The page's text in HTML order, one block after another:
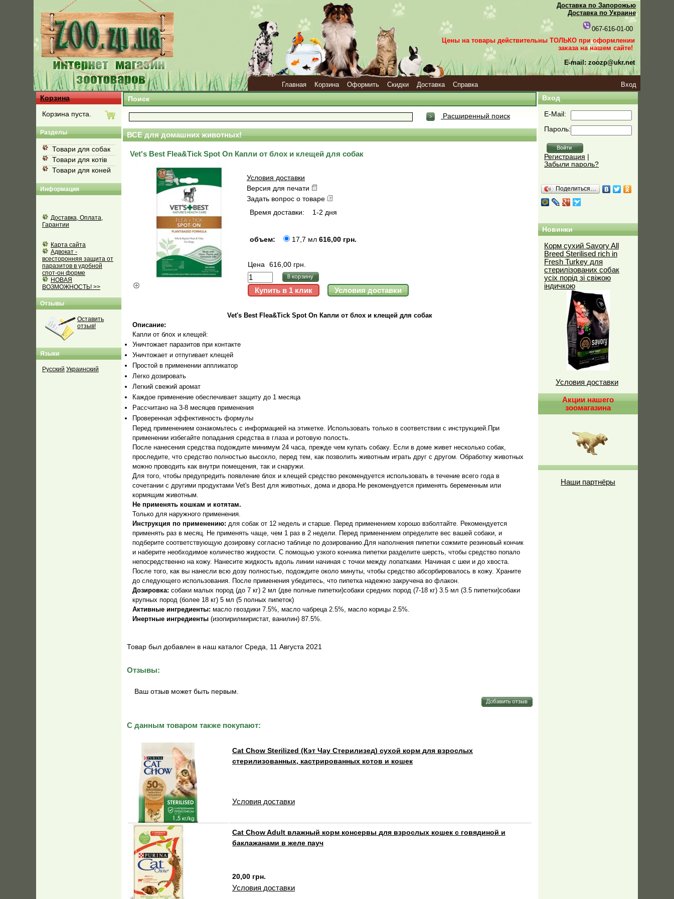
Доставка по Запорожью
Доставка по Украине
067-616-01-00
Цены на товары действительны ТОЛЬКО при оформлении
заказа на нашем сайте!
E-mail: zoozp@ukr.net
Главная Корзина Оформить Скидки Доставка Справка
Вход
Корзина
Корзина пуста.
Разделы
Товари для собак
Товари для котів
Товари для коней
Информация
Доставка, Оплата,
Гарантии
Карта сайта
Адвокат -
всесторонняя защита от
паразитов в удобной
спот-он форме
НОВАЯ
ВОЗМОЖНОСТЬ! >>
Отзывы
Оставить
отзыв!
Языки
Русский Украинский
Поиск
Расширенный поиск
ВСЕ для домашних животных!
Vet's Best Flea&Tick Spot On Капли от блох и клещей для собак
Условия доставки
Версия для печати
Задать вопрос о товаре
Время доставки:
1-2 дня
объем: 17,7 мл 616,00 грн.
Цена 616,00 грн.
Vet's Best Flea&Tick Spot On Капли от блох и клещей для собак
Описание:
Капли от блох и клещей:
Уничтожает паразитов при контакте
Уничтожает и отпугивает клещей
Простой в применении аппликатор
Легко дозировать
Легкий свежий аромат
Каждое применение обеспечивает защиту до 1 месяца
Рассчитано на 3-8 месяцев применения
Проверенная эффективность формулы
Перед применением ознакомьтесь с информацией на этикетке. Использовать только в соответствии с инструкцией.При
применении избегайте попадания средства в глаза и ротовую полость.
После нанесения средства подождите минимум 24 часа, прежде чем купать собаку. Если в доме живет несколько собак,
проследите, что средство полностью высохло, перед тем, как позволить животным играть друг с другом. Обработку животных
можно проводить как внутри помещения, так и снаружи.
Для того, чтобы предупредить появление блох и клещей средство рекомендуется использовать в течение всего года в
сочетании с другими продуктами Vet's Best для животных, дома и двора.Не рекомендуется применять беременным или
кормящим животным.
Не применять кошкам и котятам.
Только для наружного применения.
Инструкция по применению: для собак от 12 недель и старше. Перед применением хорошо взболтайте. Рекомендуется
применять раз в месяц. Не применять чаще, чем 1 раз в 2 недели. Перед применением определите вес вашей собаки, и
подберите соответствующую дозировку согласно таблице по дозированию.Для наполнения пипетки сожмите резиновый кончик
и наберите необходимое количество жидкости. С помощью узкого кончика пипетки разделите шерсть, чтобы средство попало
непосредственно на кожу. Нанесите жидкость вдоль линии начиная с точки между лопатками. Начиная с шеи и до хвоста.
После того, как вы нанесли всю дозу полностью, подождите около минуты, чтобы средство абсорбировалось в кожу. Храните
до следующего использования. После применения убедитесь, что пипетка надежно закручена во флакон.
Дозировка: собаки малых пород (до 7 кг) 2 мл (две полные пипетки)собаки средних пород (7-18 кг) 3.5 мл (3.5 пипетки)собаки
крупных пород (более 18 кг) 5 мл (5 полных пипеток)
Активные ингредиенты: масло гвоздики 7.5%, масло чабреца 2.5%, масло корицы 2.5%.
Инертные ингредиенты (изопирилмиристат, ванилин) 87.5%.
Товар был добавлен в наш каталог Среда, 11 Августа 2021
Отзывы:
Ваш отзыв может быть первым.
С данным товаром также покупают:
Cat Chow Sterilized (Кэт Чау Стерилизед) сухой корм для взрослых
стерилизованных, кастрированных котов и кошек
Условия доставки
Cat Chow Adult влажный корм консервы для взрослых кошек с говядиной и
баклажанами в желе пауч
20,00 грн.
Условия доставки
Вход
E-Mail:
Пароль:
Регистрация
Забыли пароль?
Поделиться…
Новинки
Корм сухий Savory All
Breed Sterilised rich in
Fresh Turkey для
стерилізованих собак
усіх порід зі свіжою
індичкою
Условия доставки
Акции нашего
зоомагазина
Наши партнёры